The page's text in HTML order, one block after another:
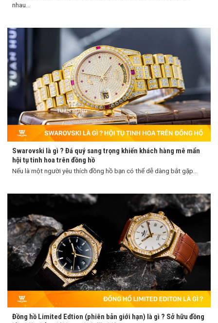
nhau...
Swarovski là gì ? Đá quý sang trọng khiến khách hàng mê mẩn
hội tụ tinh hoa trên đồng hồ
Nếu là một người yêu thích đồng hồ bạn có thể dễ dàng bắt gặp...
Đồng hồ Limited Edtion (phiên bản giới hạn) là gì ? Sở hữu đồng